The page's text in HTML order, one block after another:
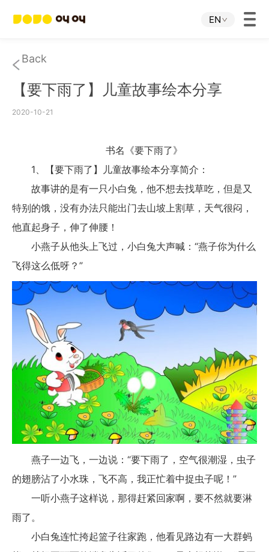
EN
Home
JOJO APP
About Us
Download
Back
【要下雨了】儿童故事绘本分享
2020-10-21
书名《要下雨了》
1、【要下雨了】儿童故事绘本分享简介：
故事讲的是有一只小白兔，他不想去找草吃，但是又
特别的饿，没有办法只能出门去山坡上割草，天气很闷，
他直起身子，伸了伸腰！
小燕子从他头上飞过，小白兔大声喊：“燕子你为什么
飞得这么低呀？”
燕子一边飞，一边说：“要下雨了，空气很潮湿，虫子
的翅膀沾了小水珠，飞不高，我正忙着中捉虫子呢！”
一听小燕子这样说，那得赶紧回家啊，要不然就要淋
雨了。
小白兔连忙挎起篮子往家跑，他看见路边有一大群蚂